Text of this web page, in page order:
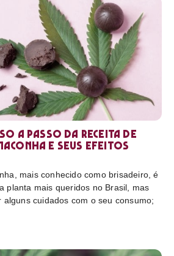
a passo da receita de
e seus efeitos
mais conhecido como brisadeiro, é
planta mais queridos no Brasil, mas
cuidados com o seu consumo;